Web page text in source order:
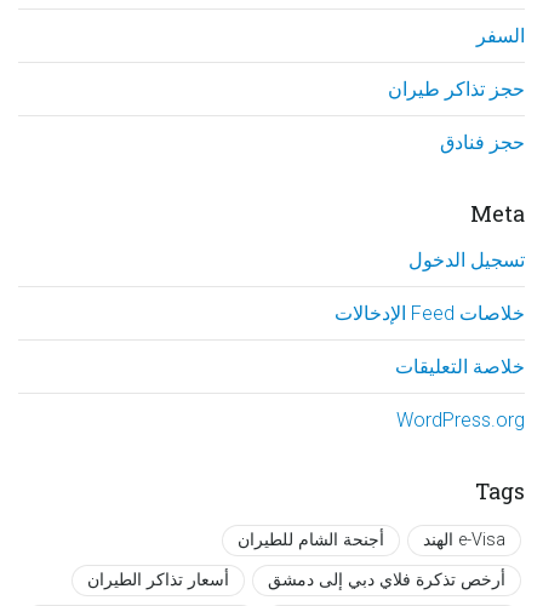
السفر
حجز تذاكر طيران
حجز فنادق
Meta
تسجيل الدخول
خلاصات Feed الإدخالات
خلاصة التعليقات
WordPress.org
Tags
e-Visa الهند
أجنحة الشام للطيران
أرخص تذكرة فلاي دبي إلى دمشق
أسعار تذاكر الطيران